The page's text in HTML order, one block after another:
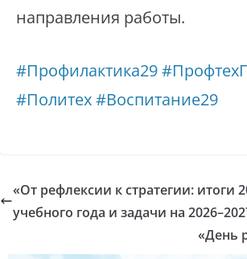
направления работы.
#Профилактика29
#Политех#Воспитание29
«От рефлексии к стратегии: итоги
учебного года и задачи на
«День